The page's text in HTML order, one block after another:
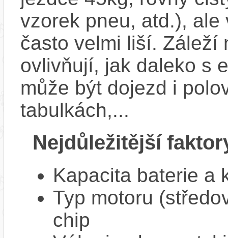
vzorek pneu, atd.),
často velmi liší. Záleží
ovlivňují, jak daleko s
může být dojezd i
tabulkách,...
Nejdůležitější
Kapacita baterie a
Typ motoru
chip